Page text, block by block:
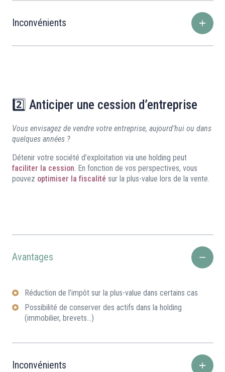
Inconvénients
2️⃣ Anticiper une cession d’entreprise
Vous envisagez de vendre votre entreprise, aujourd’hui ou dans
quelques années ?
Détenir votre société d’exploitation via une holding peut
faciliter la cession . En fonction de vos perspectives, vous
pouvez optimiser la fiscalité sur la plus-value lors de la vente.
Avantages
Réduction de l’impôt sur la plus-value dans certains cas
Possibilité de conserver des actifs dans la holding
(immobilier, brevets…)
Inconvénients